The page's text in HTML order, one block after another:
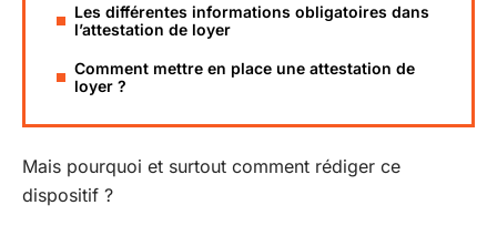
Les différentes informations obligatoires dans
l’attestation de loyer
Comment mettre en place une attestation de
loyer ?
Mais pourquoi et surtout comment rédiger ce
dispositif ?